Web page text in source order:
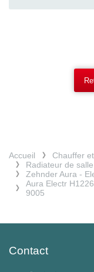
Accueil Chauffer
Radiateur de
Zehnder Aura -
Aura Electr
9005
Contact